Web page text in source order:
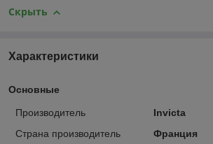
Скрыть
Характеристики
Основные
Производитель
Invicta
Страна производитель
Франция